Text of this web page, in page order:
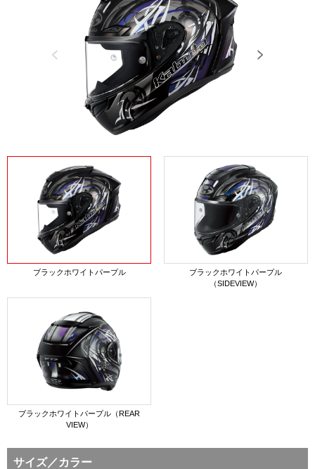
ブラックホワイトパープル
ブラックホワイトパープル
（SIDEVIEW）
ブラックホワイトパープル（REAR
VIEW）
サイズ／カラー